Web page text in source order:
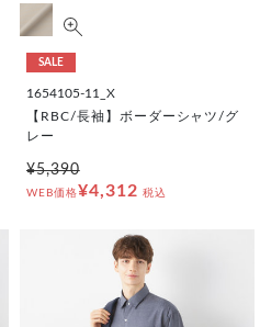
SALE
1654105-11_X
【RBC/長袖】ボーダーシャツ/グ
レー
¥5,390
WEB価格¥4,312 税込